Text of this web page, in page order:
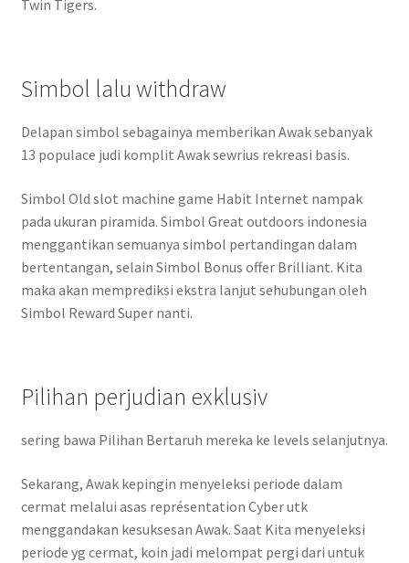
Twin Tigers.
Simbol lalu withdraw
Delapan simbol sebagainya memberikan Awak sebanyak
13 populace judi komplit Awak sewrius rekreasi basis.
Simbol Old slot machine game Habit Internet nampak
pada ukuran piramida. Simbol Great outdoors indonesia
menggantikan semuanya simbol pertandingan dalam
bertentangan, selain Simbol Bonus offer Brilliant. Kita
maka akan memprediksi ekstra lanjut sehubungan oleh
Simbol Reward Super nanti.
Pilihan perjudian exklusiv
sering bawa Pilihan Bertaruh mereka ke levels selanjutnya.
Sekarang, Awak kepingin menyeleksi periode dalam
cermat melalui asas représentation Cyber utk
menggandakan kesuksesan Awak. Saat Kita menyeleksi
periode yg cermat, koin jadi melompat pergi dari untuk